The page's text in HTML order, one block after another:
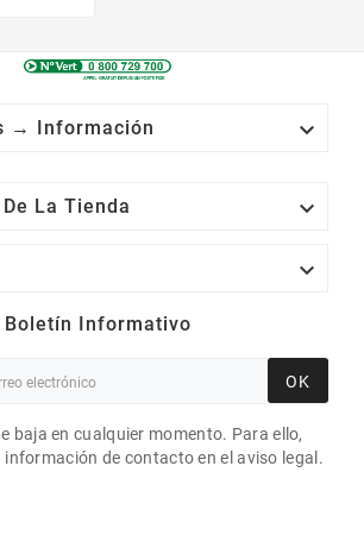
→ Información 
La Tienda 

Boletín Informativo
OK
baja en cualquier momento. Para ello,
de contacto en el aviso legal.